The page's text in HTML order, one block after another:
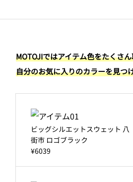
MOTOJIではアイテム色をたくさ
自分のお気に入りのカラーを見つ
ビッグシルエットスウェット 八
街市 ロゴブラック
¥6039